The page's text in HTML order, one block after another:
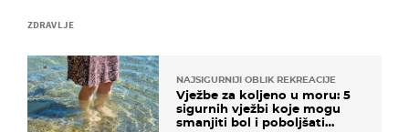
ZDRAVLJE
NAJSIGURNIJI OBLIK REKREACIJE
Vježbe za koljeno u moru: 5
sigurnih vježbi koje mogu
smanjiti bol i poboljšati